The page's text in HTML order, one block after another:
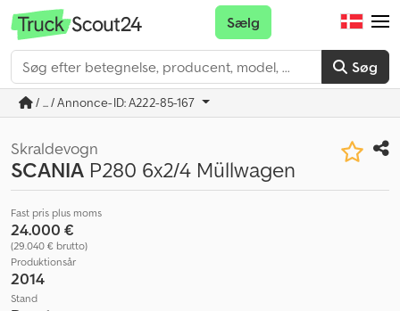
Søg
Sælg
/ ... / Annonce-ID: A222-85-167
Skraldevogn
SCANIA P280 6x2/4 Müllwagen
Fast pris plus moms
24.000 €
(29.040 € brutto)
Produktionsår
2014
Stand